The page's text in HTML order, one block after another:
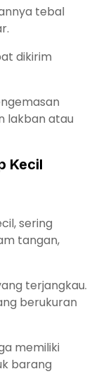
tebal
dikirim
lakban atau
Kecil
sering
tangan,
terjangkau.
berukuran
memiliki
barang